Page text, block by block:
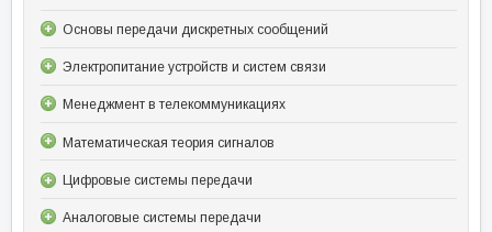
Основы передачи дискретных сообщений
Электропитание устройств и систем связи
Менеджмент в телекоммуникациях
Математическая теория сигналов
Цифровые системы передачи
Аналоговые системы передачи